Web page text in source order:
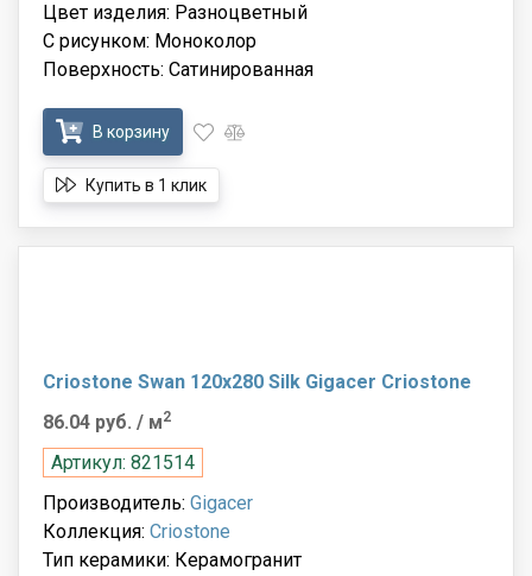
Цвет изделия: Разноцветный
С рисунком: Моноколор
Поверхность: Сатинированная
В корзину
Купить в 1 клик
Criostone Swan 120x280 Silk Gigacer Criostone
86.04 руб. / м2
Артикул: 821514
Производитель: Gigacer
Коллекция: Criostone
Тип керамики: Керамогранит